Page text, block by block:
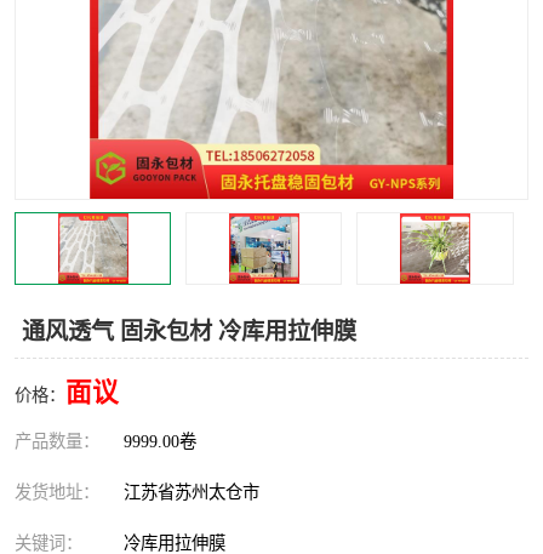
通风透气 固永包材 冷库用拉伸膜
价格： 面议
产品数量： 9999.00卷
发货地址： 江苏省苏州太仓市
关键词： 冷库用拉伸膜
托盘裹包网兜
托盘捆绑带